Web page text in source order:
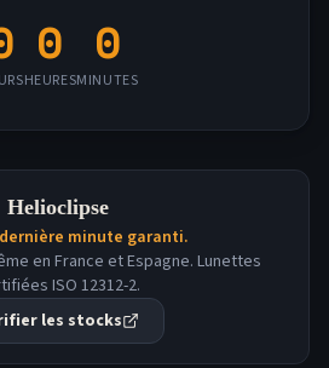
0
HEURES
0
MINUTES
Helioclipse
minute garanti.
en France et Espagne. Lunettes
ISO 12312-2.
les stocks